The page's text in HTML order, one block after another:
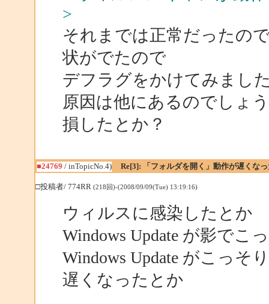
>
それまでは正常だったの
状がでたので
デフラグをかけてみまし
原因は他にあるのでしょ
損したとか？
■24769 / inTopicNo.4) Re[3]: 「フォルダを開く」動作が遅くなっ
□投稿者/ 774RR (218回)-(2008/09/09(Tue) 13:19:16)
ウィルスに感染したとか
Windows Update が影でこ
Windows Update がこっそ
遅くなったとか